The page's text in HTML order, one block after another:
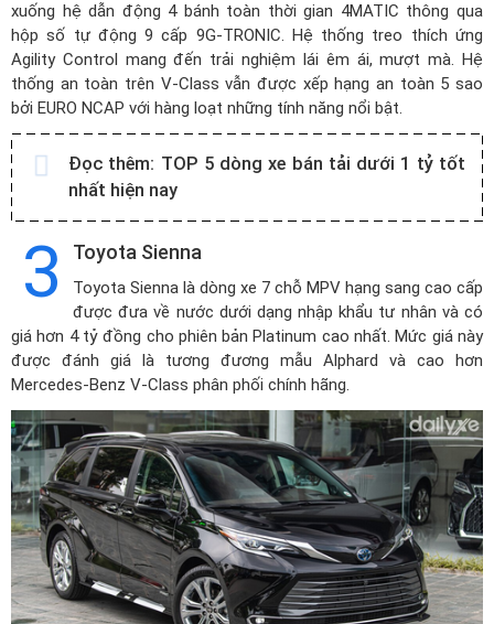
xuống hệ dẫn động 4 bánh toàn thời gian 4MATIC thông qua
hộp số tự động 9 cấp 9G-TRONIC. Hệ thống treo thích ứng
Agility Control mang đến trải nghiệm lái êm ái, mượt mà. Hệ
thống an toàn trên V-Class vẫn được xếp hạng an toàn 5 sao
bởi EURO NCAP với hàng loạt những tính năng nổi bật.
Đọc thêm: TOP 5 dòng xe bán tải dưới 1 tỷ tốt
nhất hiện nay
3 Toyota Sienna
Toyota Sienna là dòng xe 7 chỗ MPV hạng sang cao cấp
được đưa về nước dưới dạng nhập khẩu tư nhân và có
giá hơn 4 tỷ đồng cho phiên bản Platinum cao nhất. Mức giá này
được đánh giá là tương đương mẫu Alphard và cao hơn
Mercedes-Benz V-Class phân phối chính hãng.